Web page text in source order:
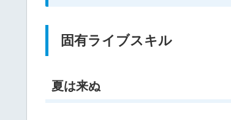
固有ライブスキル
夏は来ぬ